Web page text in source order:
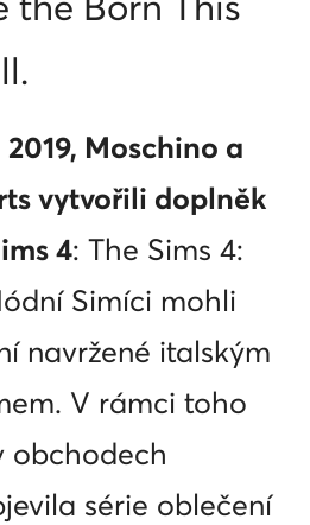
Moschino a
vytvořili doplněk
4: The Sims 4:
Simíci mohli
navržené italským
V rámci toho
obchodech
série oblečení